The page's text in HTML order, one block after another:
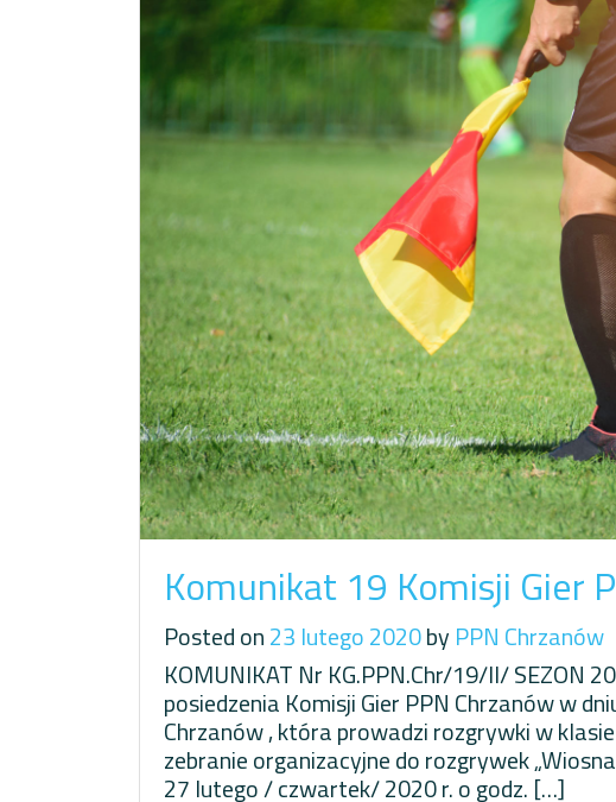
Komunikat 19 Komisji Gier
Posted on23 lutego 2020by PPN Chrzanów
KOMUNIKAT Nr KG.PPN.Chr/19/II/ SEZON
posiedzenia Komisji Gier PPN Chrzanów w
Chrzanów , która prowadzi rozgrywki w
zebranie organizacyjne do rozgrywek
27 lutego / czwartek/ 2020 r. o godz. […]